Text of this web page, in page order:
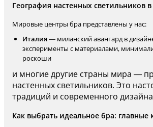
География настенных светильников
Мировые центры бра представлены у нас:
Италия— миланский авангард в
эксперименты с материалами,
роскоши
и многие другие страны мира —
настенных светильников. Это
традиций и современного
Как выбрать идеальное бра: главные